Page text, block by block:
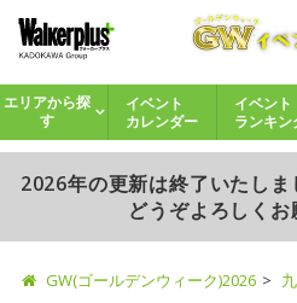
エリアから探
す
イベント
カレンダー
イベント
ランキン
2026年の更新は終了いたし
どうぞよろしくお
GW(ゴールデンウィーク)2026